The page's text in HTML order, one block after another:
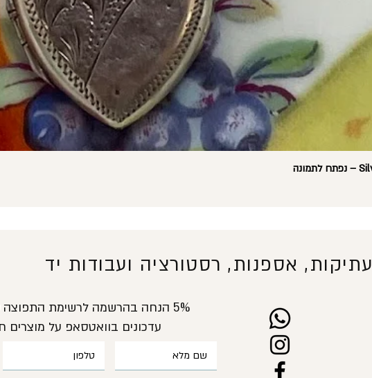
עתיקות, אספנות, רסטורציה ועבודות יד
5% הנחה בהרשמה לרשימת
עדכונים בוואטסאפ על מוצרים